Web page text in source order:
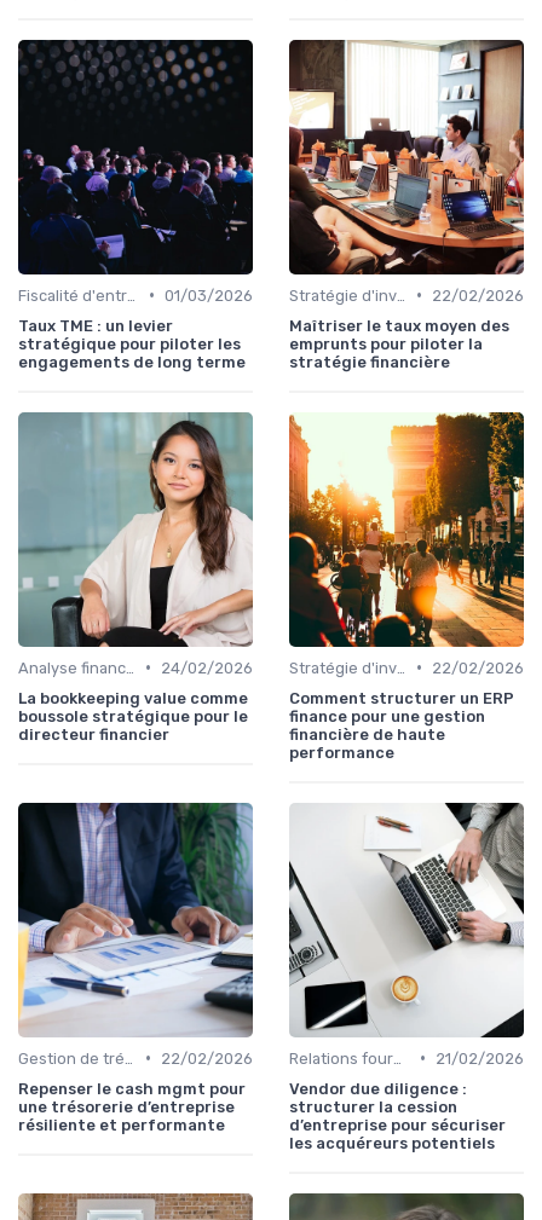
• 01/03/2026
Taux TME : un levier
stratégique pour piloter les
engagements de long terme
•
22/02/2026
Maîtriser le taux moyen des
emprunts pour piloter la
stratégie financière
•
24/02/2026
La bookkeeping value comme
boussole stratégique pour le
directeur financier
•
22/02/2026
Comment structurer un ERP
finance pour une gestion
financière de haute
performance
•
22/02/2026
Repenser le cash mgmt pour
une trésorerie d’entreprise
résiliente et performante
•
21/02/2026
Vendor due diligence :
structurer la cession
d’entreprise pour sécuriser
les acquéreurs potentiels